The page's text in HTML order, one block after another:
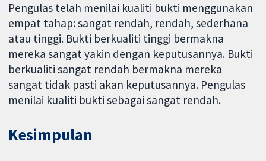
Pengulas telah menilai kualiti bukti menggunakan
empat tahap: sangat rendah, rendah, sederhana
atau tinggi. Bukti berkualiti tinggi bermakna
mereka sangat yakin dengan keputusannya. Bukti
berkualiti sangat rendah bermakna mereka
sangat tidak pasti akan keputusannya. Pengulas
menilai kualiti bukti sebagai sangat rendah.
Kesimpulan